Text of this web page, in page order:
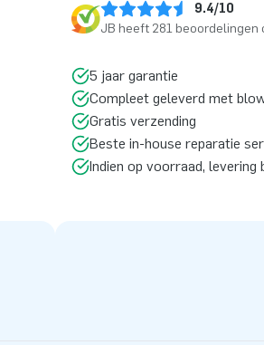
9.4/10
JB heeft 281 beoordelingen
5 jaar garantie
Compleet geleverd met
Gratis verzending
Beste in-house reparatie
Indien op voorraad, levering